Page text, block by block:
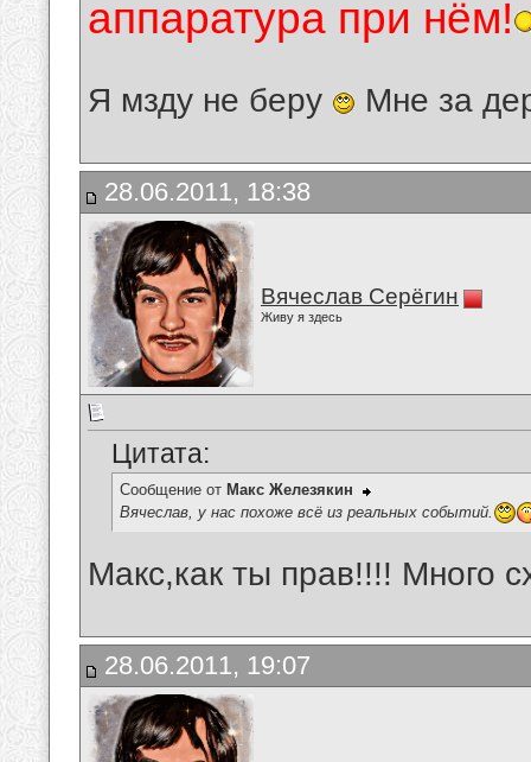
аппаратура при нём!
Я мзду не беру Мне за
28.06.2011, 18:38
Вячеслав Серёгин
Живу я здесь
Цитата:
Сообщение от Макс Железякин
Вячеслав, у нас похоже всё из реальных событий.
Макс,как ты прав!!!! Много
28.06.2011, 19:07